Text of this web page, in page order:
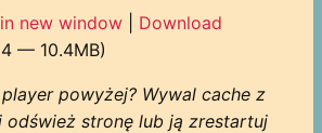
new window| Download
— 10.4MB)
player powyżej? Wywal cache z
odśwież stronę lub ją zrestartuj